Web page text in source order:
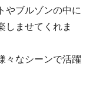
やブルゾンの中に
しませてくれま
々なシーンで活躍